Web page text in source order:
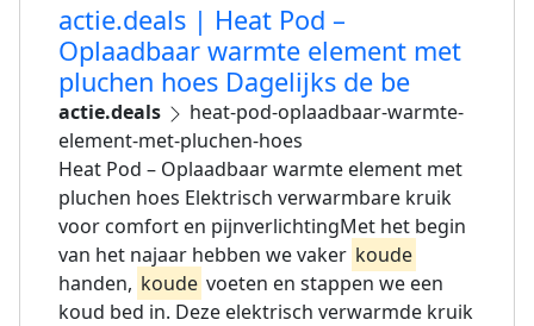
actie.deals | Heat Pod –
Oplaadbaar warmte element met
pluchen hoes Dagelijks de be
actie.deals
heat-pod-oplaadbaar-warmte-
element-met-pluchen-hoes
Heat Pod – Oplaadbaar warmte element met
pluchen hoes Elektrisch verwarmbare kruik
voor comfort en pijnverlichtingMet het begin
van het najaar hebben we vaker koude
handen, koude voeten en stappen we een
koud bed in. Deze elektrisch verwarmde kruik